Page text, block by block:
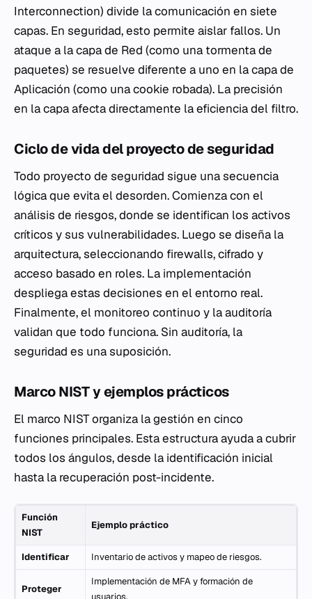
Interconnection) divide la comunicación en siete
capas. En seguridad, esto permite aislar fallos. Un
ataque a la capa de Red (como una tormenta de
paquetes) se resuelve diferente a uno en la capa de
Aplicación (como una cookie robada). La precisión
en la capa afecta directamente la eficiencia del filtro.
Ciclo de vida del proyecto de seguridad
Todo proyecto de seguridad sigue una secuencia
lógica que evita el desorden. Comienza con el
análisis de riesgos, donde se identifican los activos
críticos y sus vulnerabilidades. Luego se diseña la
arquitectura, seleccionando firewalls, cifrado y
acceso basado en roles. La implementación
despliega estas decisiones en el entorno real.
Finalmente, el monitoreo continuo y la auditoría
validan que todo funciona. Sin auditoría, la
seguridad es una suposición.
Marco NIST y ejemplos prácticos
El marco NIST organiza la gestión en cinco
funciones principales. Esta estructura ayuda a cubrir
todos los ángulos, desde la identificación inicial
hasta la recuperación post-incidente.
Función
NIST
Ejemplo práctico
Identificar Inventario de activos y mapeo de riesgos.
Proteger
Implementación de MFA y formación de